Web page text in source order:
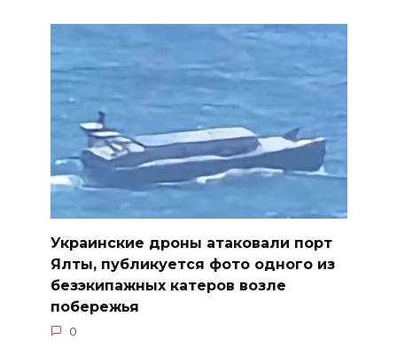
Украинские дроны атаковали порт
Ялты, публикуется фото одного из
безэкипажных катеров возле
побережья
0